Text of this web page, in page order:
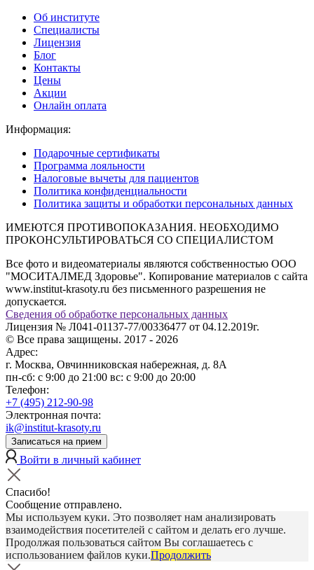
Об институте
Специалисты
Лицензия
Блог
Контакты
Цены
Акции
Онлайн оплата
Информация:
Подарочные сертификаты
Программа лояльности
Налоговые вычеты для пациентов
Политика конфиденциальности
Политика защиты и обработки персональных данных
ИМЕЮТСЯ ПРОТИВОПОКАЗАНИЯ. НЕОБХОДИМО
ПРОКОНСУЛЬТИРОВАТЬСЯ СО СПЕЦИАЛИСТОМ
Все фото и видеоматериалы являются собственностью ООО
"МОСИТАЛМЕД Здоровье". Копирование материалов с сайта
www.institut-krasoty.ru без письменного разрешения не
допускается.
Сведения об обработке персональных данных
Лицензия № Л041-01137-77/00336477 от 04.12.2019г.
© Все права защищены. 2017 - 2026
Адрес:
г. Москва, Овчинниковская набережная, д. 8А
пн-сб: с 9:00 до 21:00 вс: с 9:00 до 20:00
Телефон:
+7 (495) 212-90-98
Электронная почта:
ik@institut-krasoty.ru
Записаться на прием
Войти в личный кабинет
Спасибо!
Сообщение отправлено.
Мы используем куки. Это позволяет нам анализировать
взаимодействия посетителей с сайтом и делать его лучше.
Продолжая пользоваться сайтом Вы соглашаетесь с
использованием файлов куки.Продолжить